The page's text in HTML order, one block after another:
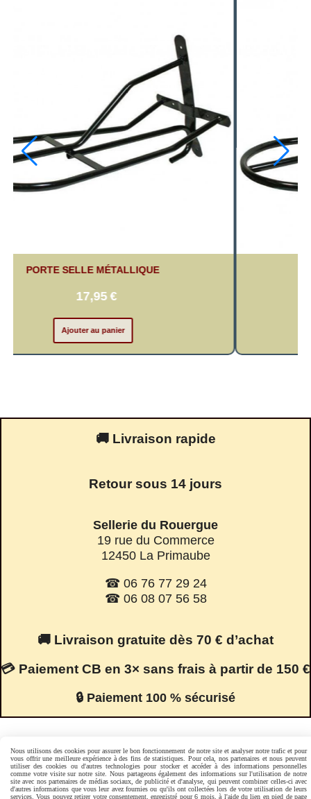
PORTE SELLE MÉTALLIQUE
🚚 Livraison rapide
Retour sous 14 jours
Sellerie du Rouergue
19 rue du Commerce
12450 La Primaube
☎ 06 76 77 29 24
☎ 06 08 07 56 58
🚚 Livraison gratuite dès 70 € d’achat
💳 Paiement CB en 3× sans frais à partir de 150 €
🔒 Paiement 100 % sécurisé
Facebook est désactivé. Autoriser
Mentions Légales Conditions générales de vente
Nous utilisons des cookies pour assurer le bon fonctionnement de notre site et analyser notre trafic et pour
vous offrir une meilleure expérience à des fins de statistiques. Pour cela, nos partenaires et nous peuvent
utiliser des cookies ou d'autres technologies pour stocker et accéder à des informations personnelles
comme votre visite sur notre site. Nous partageons également des informations sur l'utilisation de notre
site avec nos partenaires de médias sociaux, de publicité et d'analyse, qui peuvent combiner celles-ci avec
d'autres informations que vous leur avez fournies ou qu'ils ont collectées lors de votre utilisation de leurs
services. Vous pouvez retirer votre consentement, enregistré pour 6 mois, à l'aide du lien en pied de page